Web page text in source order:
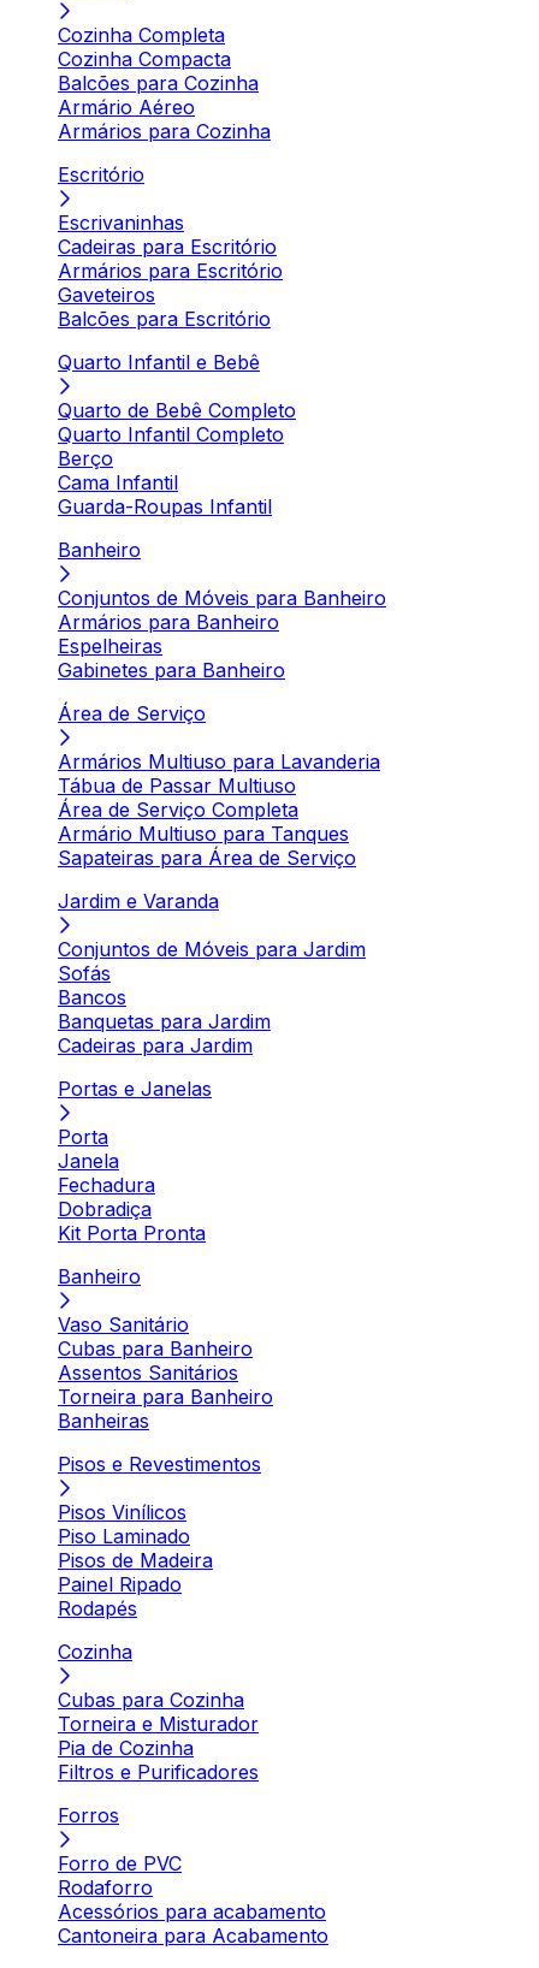
Cozinha Completa
Cozinha Compacta
Balcões para Cozinha
Armário Aéreo
Armários para Cozinha
Escritório
Escrivaninhas
Cadeiras para Escritório
Armários para Escritório
Gaveteiros
Balcões para Escritório
Quarto Infantil e Bebê
Quarto de Bebê Completo
Quarto Infantil Completo
Berço
Cama Infantil
Guarda-Roupas Infantil
Banheiro
Conjuntos de Móveis para Banheiro
Armários para Banheiro
Espelheiras
Gabinetes para Banheiro
Área de Serviço
Armários Multiuso para Lavanderia
Tábua de Passar Multiuso
Área de Serviço Completa
Armário Multiuso para Tanques
Sapateiras para Área de Serviço
Jardim e Varanda
Conjuntos de Móveis para Jardim
Sofás
Bancos
Banquetas para Jardim
Cadeiras para Jardim
Portas e Janelas
Porta
Janela
Fechadura
Dobradiça
Kit Porta Pronta
Banheiro
Vaso Sanitário
Cubas para Banheiro
Assentos Sanitários
Torneira para Banheiro
Banheiras
Pisos e Revestimentos
Pisos Vinílicos
Piso Laminado
Pisos de Madeira
Painel Ripado
Rodapés
Cozinha
Cubas para Cozinha
Torneira e Misturador
Pia de Cozinha
Filtros e Purificadores
Forros
Forro de PVC
Rodaforro
Acessórios para acabamento
Cantoneira para Acabamento